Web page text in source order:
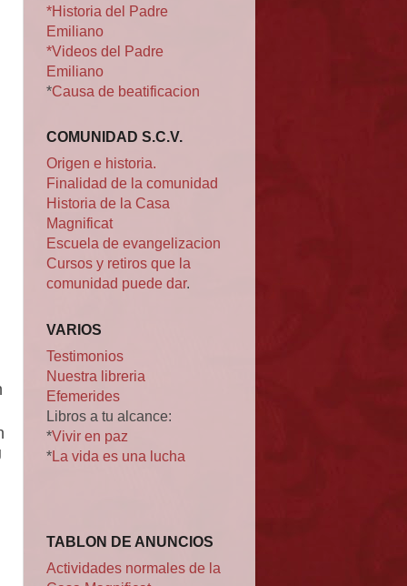
*Historia del Padre
Emiliano
*Videos del Padre
Emiliano
*Causa de beatificacion
COMUNIDAD S.C.V.
Origen e historia.
Finalidad de la comunidad
Historia de la Casa
Magnificat
Escuela de evangelizacion
Cursos y retiros que la
comunidad puede dar.
VARIOS
Testimonios
Nuestra libreria
Efemerides
Libros a tu alcance:
*Vivir en paz
*La vida es una lucha
TABLON DE ANUNCIOS
Actividades normales de la